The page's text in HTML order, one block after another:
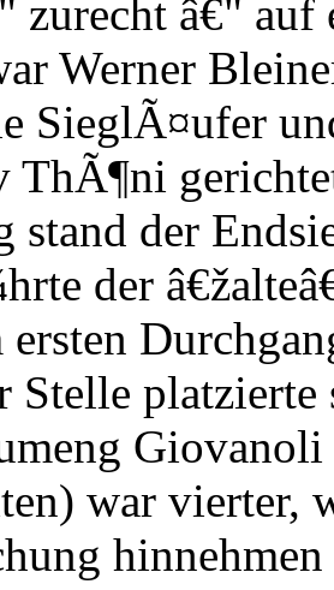
zurecht â€"
Werner
SieglÃ¤ufer
ThÃ¶ni
stand der
der
Stelle
war vierter,